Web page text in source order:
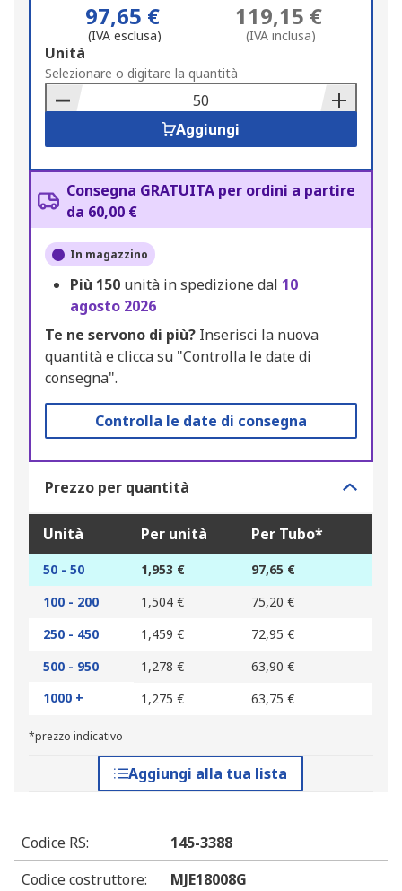
97,65 €
(IVA esclusa)
119,15 €
(IVA inclusa)
Add
to
Basket
Unità
Selezionare o digitare la quantità
Aggiungi
Consegna GRATUITA per ordini a partire
da 60,00 €
In magazzino
Più 150 unità in spedizione dal 10
agosto 2026
Te ne servono di più? Inserisci la nuova
quantità e clicca su "Controlla le date di
consegna".
Controlla le date di consegna
Prezzo per quantità
Unità Per unità Per Tubo*
50 - 50 1,953 €
97,65 €
100 - 200
1,504 €
75,20 €
250 - 450
1,459 €
72,95 €
500 - 950
1,278 €
63,90 €
1000 +
1,275 € 63,75 €
*prezzo indicativo
Aggiungi alla tua lista
Codice RS:
145-3388
Codice costruttore:
MJE18008G